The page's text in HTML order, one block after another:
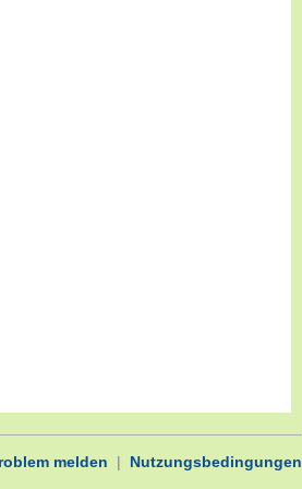
melden | Nutzungsbedingungen